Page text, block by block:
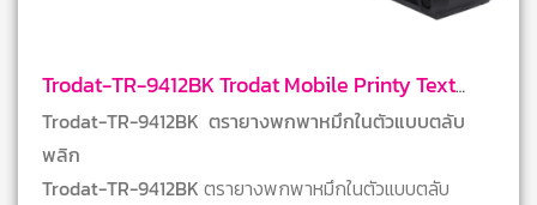
Trodat-TR-9412BK Trodat Mobile Printy Text
Stamps
Trodat-TR-9412BK ตรายางพกพาหมึกในตัวแบบตลับ
พลิก
Trodat-TR-9412BK ตรายางพกพาหมึกในตัวแบบตลับ